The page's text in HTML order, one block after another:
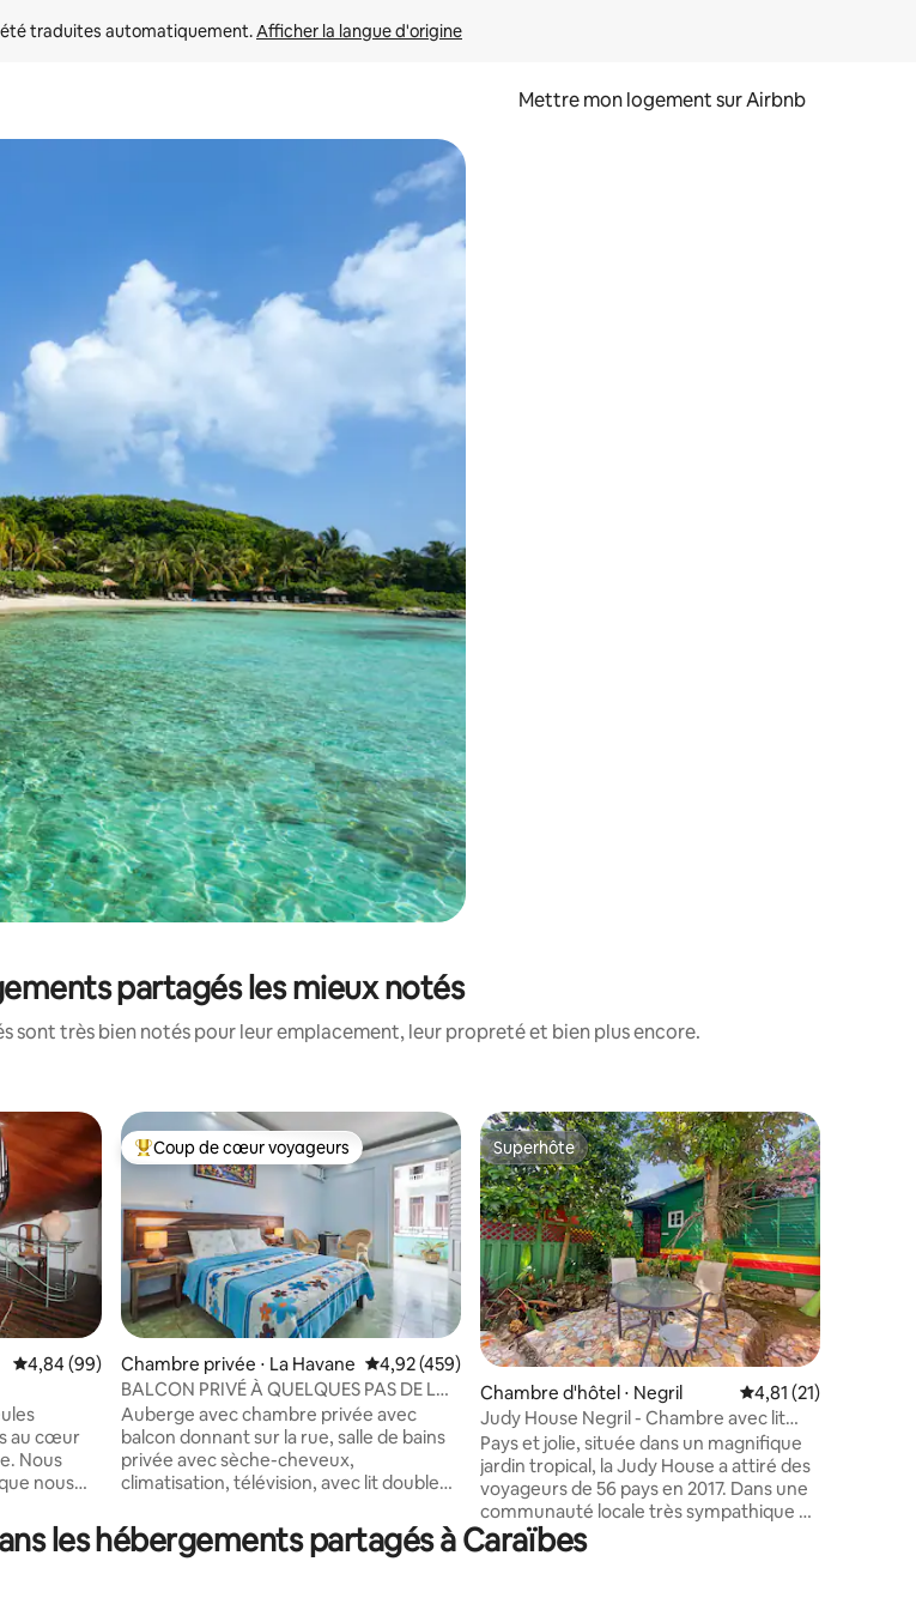
traduites automatiquement. Afficher la langue d'origine
Mettre mon logement sur Airbnb
bas pour les parcourir ou en appuyant et en faisant glisser.
partagés les mieux notés
sont très bien notés pour leur emplacement, leur propreté et bien plus encore.
: 4,75 sur 5
Évaluation moyenne sur la base de 99 commentaires : 4,84 sur 5
4,84 (99)
au cœur
Nous
nous
et voir la
et
Coups de cœur voyageurs les plus appréciés
Coup de cœur voyageurs
Chambre privée ⋅ La Havane Évaluation moyenne sur la base de 459 commentaires : 4,92 sur 5
4,92 (459)
BALCON PRIVÉ À QUELQUES PAS DE LA
DIGUE (wifi gratuit) 3
Auberge avec chambre privée avec
balcon donnant sur la rue, salle de bains
privée avec sèche-cheveux,
climatisation, télévision, avec lit double
maisons du Malecón et à deux pâtés de
maisons du Paseo del Prado, à quelques
Superhôte
Superhôte
Chambre d'hôtel ⋅ Negril Évaluation moyenne
4,81 (21)
Judy House Negril - Chambre avec lit
double et jardin Zoe's AC
Pays et jolie, située dans un magnifique
jardin tropical, la Judy House a attiré des
voyageurs de 56 pays en 2017. Dans une
communauté locale très sympathique et
sûre à 10 minutes d'une plage locale au
bout de notre route, à proximité du
les hébergements partagés à Caraïbes